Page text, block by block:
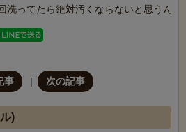
洗ってたら絶対汚くならないと思うんや
事 次の記事
)